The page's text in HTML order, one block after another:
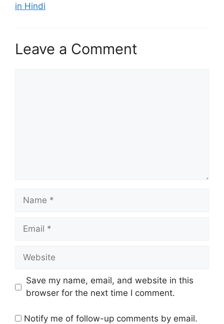
in Hindi
Leave a Comment
Name
Email
Website
Save my name, email, and website in this
browser for the next time I comment.
Notify me of follow-up comments by email.